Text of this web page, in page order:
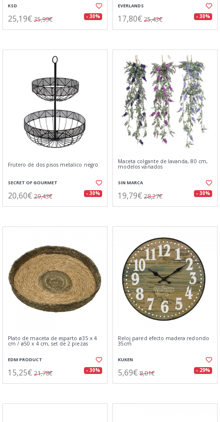
KSD
25,19€ 35,99€ - 30%
EVERLANDS
17,80€ 25,43€ - 30%
Frutero de dos pisos metalico negro
SECRET OF GOURMET
20,60€ 29,43€ - 30%
Maceta colgante de lavanda, 80 cm,
modelos variados
SIN MARCA
19,79€ 28,27€ - 30%
Plato de maceta de esparto ø35 x 4
cm / ø50 x 4 cm, set de 2 piezas
EDM PRODUCT
15,25€ 21,78€ - 30%
Reloj pared efecto madera redondo
35cm
KUKEN
5,69€ 8,01€ - 29%